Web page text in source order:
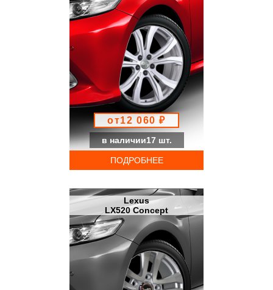
от12 060 ₽
в наличии17 шт.
ПОДРОБНЕЕ
Lexus
LX520 Concept